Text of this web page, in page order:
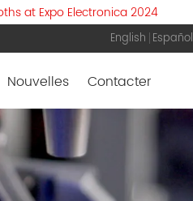
at Expo Electronica 2024
English Español
Nouvelles Contacter